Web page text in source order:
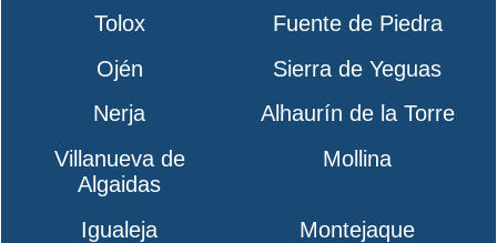
Tolox
Fuente de Piedra
Ojén
Sierra de Yeguas
Nerja
Alhaurín de la Torre
Villanueva de
Algaidas
Mollina
Igualeja
Montejaque